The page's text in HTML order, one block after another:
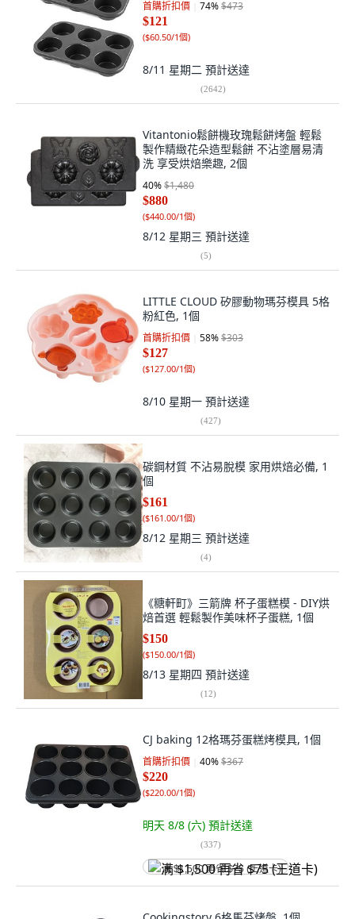
首購折扣價 74%$473
$121
($60.50/1個)
8/11 星期二 預計送達
(2642)
Vitantonio鬆餅機玫瑰鬆餅烤盤 輕鬆
製作精緻花朵造型鬆餅 不沾塗層易清
洗 享受烘焙樂趣, 2個
40%$1,480
$880
($440.00/1個)
8/12 星期三 預計送達
(5)
LITTLE CLOUD 矽膠動物瑪芬模具 5格
粉紅色, 1個
首購折扣價 58%$303
$127
($127.00/1個)
8/10 星期一 預計送達
(427)
碳鋼材質 不沾易脫模 家用烘焙必備, 1
個
$161
($161.00/1個)
8/12 星期三 預計送達
(4)
《糖軒町》三箭牌 杯子蛋糕模 - DIY烘
焙首選 輕鬆製作美味杯子蛋糕, 1個
$150
($150.00/1個)
8/13 星期四 預計送達
(12)
CJ baking 12格瑪芬蛋糕烤模具, 1個
首購折扣價 40%$367
$220
($220.00/1個)
明天 8/8 (六) 預計送達
(337)
满 $1,500 再省 $75 (王道卡)